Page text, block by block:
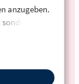
anzugeben.
zum